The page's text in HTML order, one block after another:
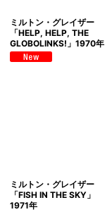
ミルトン・グレイザー
「HELP, HELP, THE
GLOBOLINKS!」1970年
ミルトン・グレイザー
「FISH IN THE SKY」
1971年